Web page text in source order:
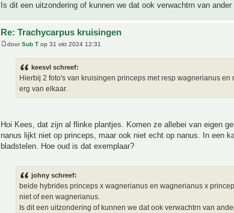
Is dit een uitzondering of kunnen we dat ook verwachtrn van
Re: Trachycarpus kruisingen
doorSub T op 31 okt 2024 12:31
keesvl schreef:
Hierbij 2 foto's van kruisingen princeps met resp wagnerianus en
erg van elkaar.
Hoi Kees, dat zijn al flinke plantjes. Komen ze allebei van eigen
nanus lijkt niet op princeps, maar ook niet echt op nanus. In een
bladstelen. Hoe oud is dat exemplaar?
johny schreef:
beide hybrides princeps x wagnerianus en wagnerianus x
niet of een wagnerianus.
Is dit een uitzondering of kunnen we dat ook verwachtrn van